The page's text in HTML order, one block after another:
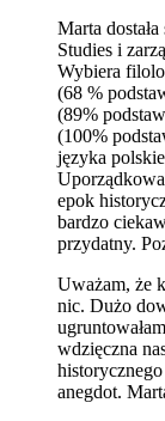
Marta
Studies i
Wybiera
(68 %
(89%
(100%
języka
epok
bardzo
przydatny.
Uważam, że
nic. Dużo
wdzięczna
anegdot.